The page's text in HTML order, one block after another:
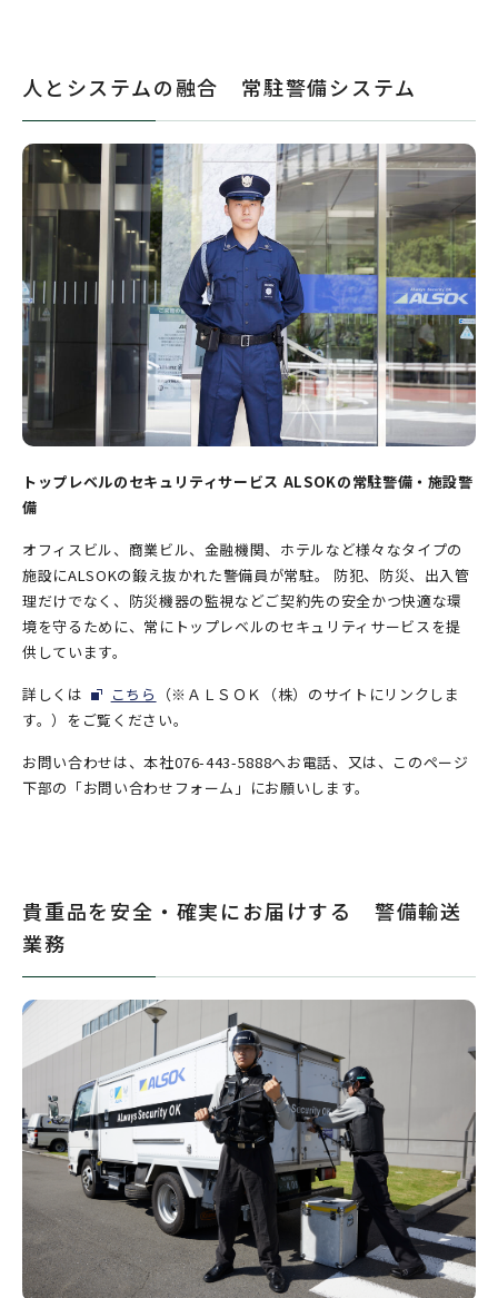
人とシステムの融合 常駐警備システム
トップレベルのセキュリティサービス ALSOKの常駐警備・施設警
備
オフィスビル、商業ビル、金融機関、ホテルなど様々なタイプの
施設にALSOKの鍛え抜かれた警備員が常駐。 防犯、防災、出入管
理だけでなく、防災機器の監視などご契約先の安全かつ快適な環
境を守るために、常にトップレベルのセキュリティサービスを提
供しています。
詳しくは
こちら
（※ＡＬＳＯＫ（株）のサイトにリンクしま
す。）をご覧ください。
お問い合わせは、本社076-443-5888へお電話、又は、このページ
下部の「お問い合わせフォーム」にお願いします。
貴重品を安全・確実にお届けする 警備輸送
業務